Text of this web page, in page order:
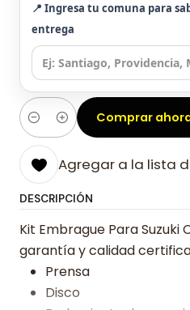
📍 Ingresa tu comuna para
entrega
Cantidad
Comprar
Agregar a la lista
DESCRIPCIÓN
Kit Embrague Para Suzuki
garantía y calidad
Prensa
Disco